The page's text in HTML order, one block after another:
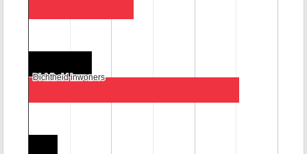
Dichtheid inwoners
Dichtheid inwoners